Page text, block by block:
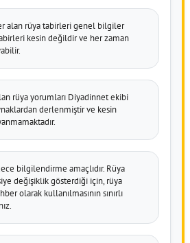
alan rüya tabirleri genel bilgiler
kesin değildir ve her zaman
rüya yorumları Diyadinnet ekibi
derlenmiştir ve kesin
bilgilendirme amaçlıdır. Rüya
değişiklik gösterdiği için, rüya
olarak kullanılmasının sınırlı